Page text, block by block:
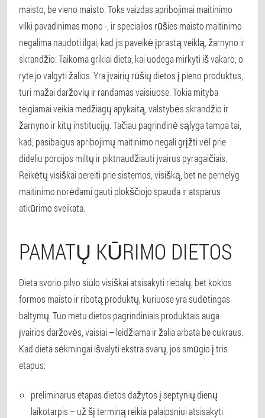
maisto, be vieno maisto. Toks vaizdas apribojimai maitinimo
vilki pavadinimas mono -, ir specialios rūšies maisto maitinimo
negalima naudoti ilgai, kad jis paveikė įprastą veiklą, žarnyno ir
skrandžio. Taikoma grikiai dieta, kai uodega mirkyti iš vakaro, o
ryte jo valgyti žalios. Yra įvairių rūšių dietos į pieno produktus,
turi mažai daržovių ir randamas vaisiuose. Tokia mityba
teigiamai veikia medžiagų apykaitą, valstybės skrandžio ir
žarnyno ir kitų institucijų. Tačiau pagrindinė sąlyga tampa tai,
kad, pasibaigus apribojimų maitinimo negali grįžti vėl prie
dideliu porcijos miltų ir piktnaudžiauti įvairus pyragaičiais.
Reikėtų visiškai pereiti prie sistemos, visišką, bet ne pernelyg
maitinimo norėdami gauti plokščiojo spauda ir atsparus
atkūrimo sveikata.
PAMATŲ KŪRIMO DIETOS
Dieta svorio pilvo siūlo visiškai atsisakyti riebalų, bet kokios
formos maisto ir ribotą produktų, kuriuose yra sudėtingas
baltymų. Tuo metu dietos pagrindiniais produktais auga
įvairios daržovės, vaisiai – leidžiama ir žalia arbata be cukraus.
Kad dieta sėkmingai išvalyti ekstra svarų, jos smūgio į tris
etapus:
preliminarus etapas dietos dažytos į septynių dienų
laikotarpis – už šį terminą reikia palaipsniui atsisakyti